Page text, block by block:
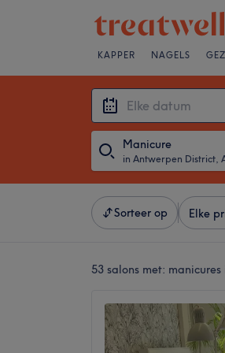
KAPPER NAGELS
Manicure
in Antwerpen District,
Sorteer op Elke
53 salons met: